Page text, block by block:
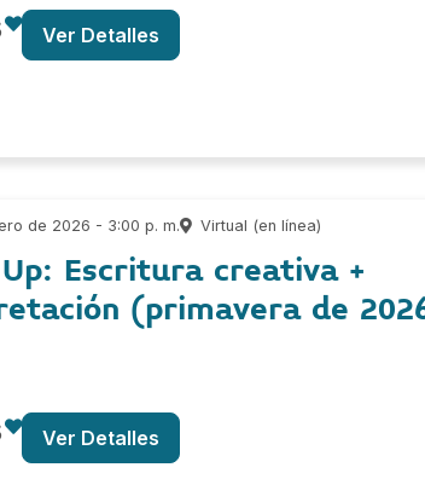
Ver Detalles
de 2026 - 3:00 p. m. Virtual (en línea)
Escritura creativa +
(primavera de
Ver Detalles